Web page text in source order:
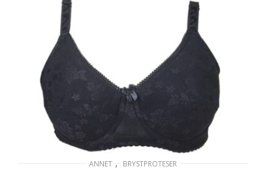
ANNET , BRYSTPROTESER